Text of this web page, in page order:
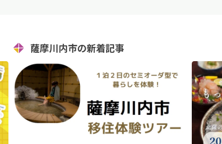
薩摩川内市の新着記事